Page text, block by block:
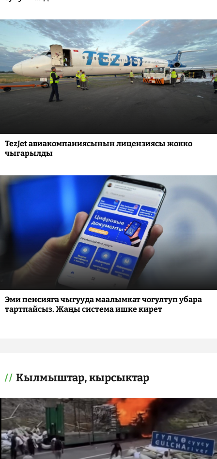
TezJet авиакомпаниясынын лицензиясы жокко
чыгарылды
Эми пенсияга чыгууда маалымкат чогултуп убара
тартпайсыз. Жаңы система ишке кирет
Кылмыштар, кырсыктар